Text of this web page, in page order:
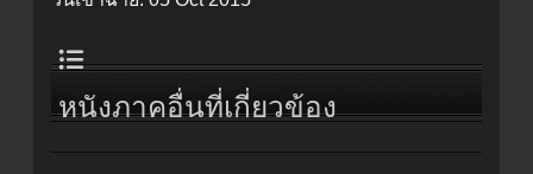
หนังภาคอื่นที่เกี่ยวข้อง